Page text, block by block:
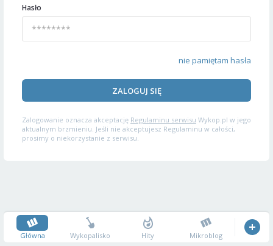
Hasło
nie pamiętam hasła
ZALOGUJ SIĘ
Zalogowanie oznacza akceptację Regulaminu serwisu Wykop.pl w jego
aktualnym brzmieniu. Jeśli nie akceptujesz Regulaminu w całości,
prosimy o niekorzystanie z serwisu.
Główna Wykopalisko Hity Mikroblog